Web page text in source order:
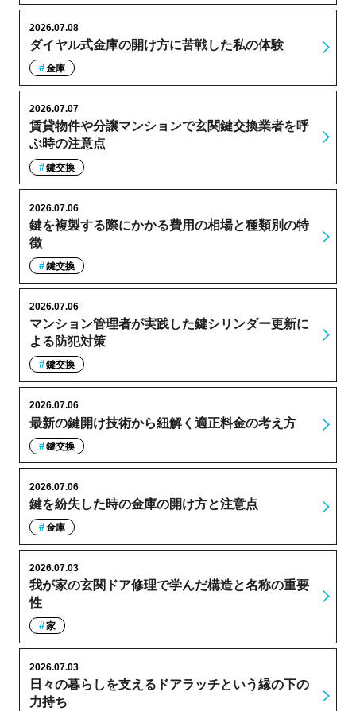
ダイヤル式金庫の開け方に苦戦した私の体験
2026.07.08
金庫
賃貸物件や分譲マンションで玄関鍵交換業者を呼
ぶ時の注意点
2026.07.07
鍵交換
鍵を複製する際にかかる費用の相場と種類別の特
徴
2026.07.06
鍵交換
マンション管理者が実践した鍵シリンダー更新に
よる防犯対策
2026.07.06
鍵交換
最新の鍵開け技術から紐解く適正料金の考え方
2026.07.06
鍵交換
鍵を紛失した時の金庫の開け方と注意点
2026.07.06
金庫
我が家の玄関ドア修理で学んだ構造と名称の重要
性
2026.07.03
家
日々の暮らしを支えるドアラッチという縁の下の
力持ち
2026.07.03